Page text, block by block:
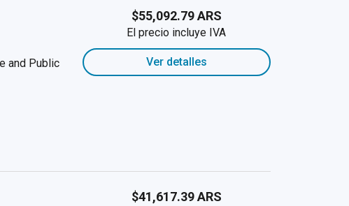
and Public
$55,092.79 ARS
El precio incluye IVA
Ver detalles
$41,617.39 ARS